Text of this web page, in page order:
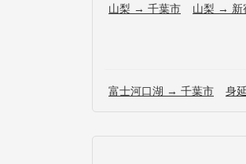
山梨 → 千葉市 山梨 → 新
富士河口湖 → 千葉市 身